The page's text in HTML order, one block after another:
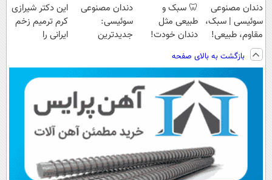
دندان مصنوعی
سوئیسی | سبک،
مقاوم، طبیعی!
ویزیت
رایگان+پرداخت
اقساطی😍
🦷 سبک و
طبیعی مثل
دندان خودت!
پرداخت اقساطی
💳 📍 تهران
دندان مصنوعی
سوئیسی:
جدیدترین
پرداخت قسطی
این دکتر شیرازی
کرم ترمیم زخم
ایرانی را
بازگشت به بالای صفحه